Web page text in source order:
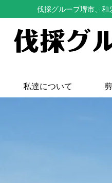
伐採グループ堺市、和
私達について